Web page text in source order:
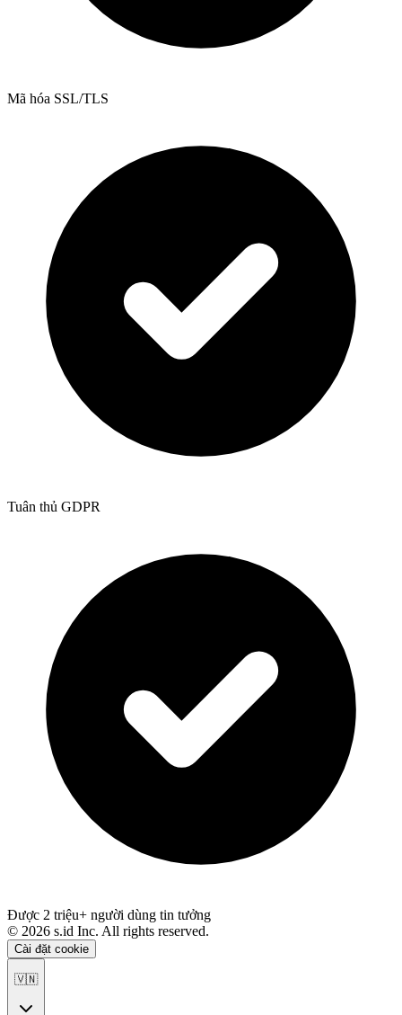
Mã hóa SSL/TLS
Tuân thủ GDPR
Được 2 triệu+ người dùng tin tưởng
© 2026 s.id Inc. All rights reserved.
Cài đặt cookie
🇻🇳